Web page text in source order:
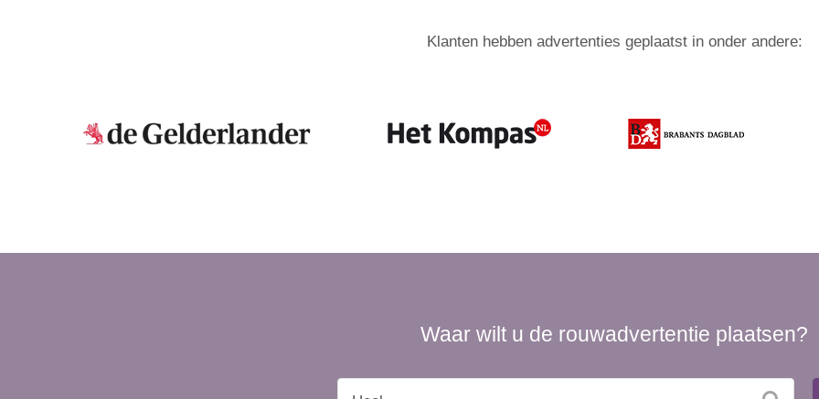
Klanten hebben advertenties geplaatst in onder andere:
Waar wilt u de rouwadvertentie plaatsen?